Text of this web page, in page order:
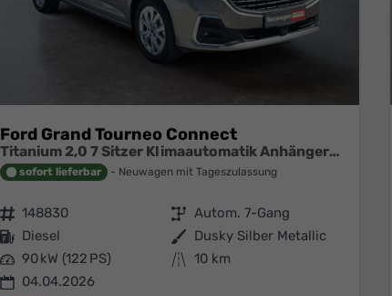
Ford Grand Tourneo Connect
Titanium 2,0 7 Sitzer Klimaautomatik Anhängerkupplung Sitzheizung Einparkhilfe Kamera 17 Zoll Leichtmetall ACC
sofort lieferbar Neuwagen mit Tageszulassung
Fahrzeugnr. 148830 Getriebe Autom. 7-Gang
Kraftstoff Diesel Außenfarbe Dusky Silber Metallic
Leistung 90 kW (122 PS) Kilometerstand 10 km
04.04.2026